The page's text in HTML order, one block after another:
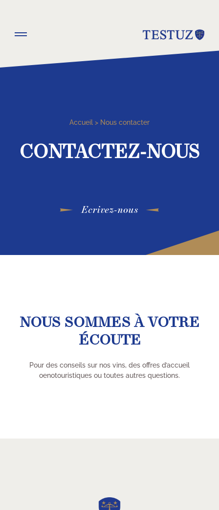
Accueil Nous contacter
CONTACTEZ-NOUS
Ecrivez-nous
NOUS SOMMES À VOTRE
ÉCOUTE
Pour des conseils sur nos vins, des offres d’accueil
oenotouristiques ou toutes autres questions.